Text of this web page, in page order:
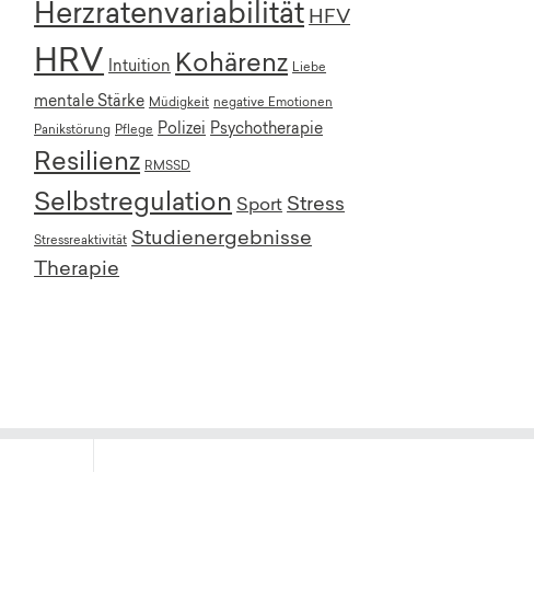
Herzratenvariabilität HFV
HRV Intuition Kohärenz Liebe
mentale Stärke Müdigkeit negative Emotionen
Panikstörung Pflege Polizei Psychotherapie
Resilienz RMSSD
Selbstregulation Sport Stress
Stressreaktivität Studienergebnisse
Therapie